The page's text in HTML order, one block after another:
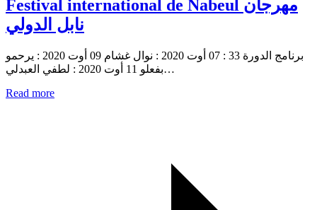
Festival international de Nabeul مهرجان
نابل الدولي
برنامج الدورة 33 : 07 أوت 2020 : نوال غشام 09 أوت 2020 : يرحمو
بفعلو 11 أوت 2020 : لطفي العبدلي…
Read more